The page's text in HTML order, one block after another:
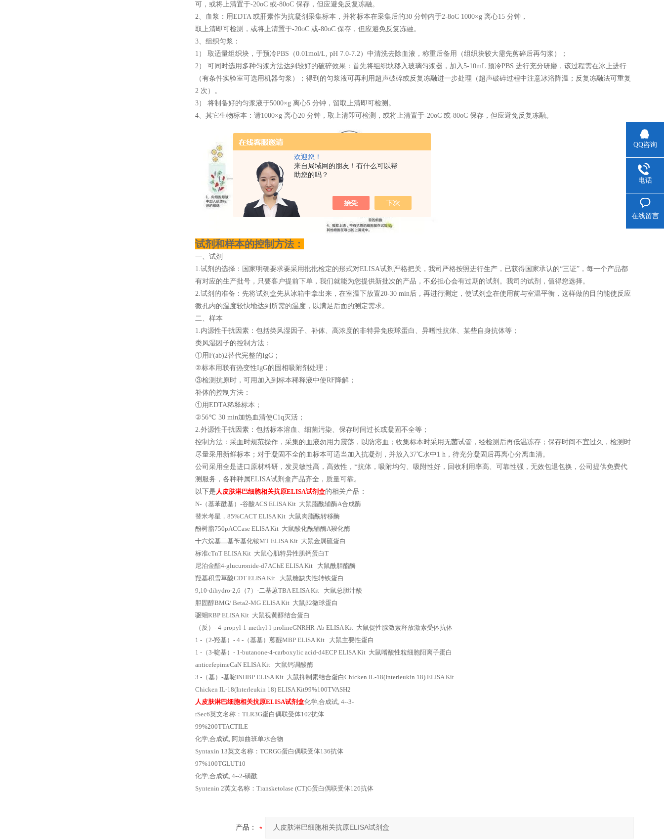
欢迎您！
来自局域网的朋友！有什么可以帮
助您的吗？
可，或将上清置于-20oC 或-80oC 保存，但应避免反复冻融。
2、血浆：用EDTA 或肝素作为抗凝剂采集标本，并将标本在采集后的30 分钟内于2-8oC 1000×g 离心15 分钟，
取上清即可检测，或将上清置于-20oC 或-80oC 保存，但应避免反复冻融。
3、组织匀浆：
1） 取适量组织块，于预冷PBS（0.01mol/L, pH 7.0-7.2）中清洗去除血液，称重后备用（组织块较大需先剪碎后再匀浆）；
2） 可同时选用多种匀浆方法达到较好的破碎效果：首先将组织块移入玻璃匀浆器，加入5-10mL 预冷PBS 进行充分研磨，该过程需在冰上进行
（有条件实验室可选用机器匀浆）；得到的匀浆液可再利用超声破碎或反复冻融进一步处理（超声破碎过程中注意冰浴降温；反复冻融法可重复
2 次）。
3） 将制备好的匀浆液于5000×g 离心5 分钟，留取上清即可检测。
4、其它生物标本：请1000×g 离心20 分钟，取上清即可检测，或将上清置于-20oC 或-80oC 保存，但应避免反复冻融。
试剂和样本的控制方法：
一、试剂
1.试剂的选择：国家明确要求要采用批批检定的形式对ELISA试剂严格把关，我司严格按照进行生产，已获得国家承认的“三证”，每一个产品都
有对应的生产批号，只要客户提前下单，我们就能为您提供新批次的产品，不必担心会有过期的试剂。我司的试剂，值得您选择。
2.试剂的准备：先将试剂盒先从冰箱中拿出来，在室温下放置20-30 min后，再进行测定，使试剂盒在使用前与室温平衡，这样做的目的能使反应
微孔内的温度较快地达到所需的温度，以满足后面的测定需求。
二、样本
1.内源性干扰因素：包括类风湿因子、补体、高浓度的非特异免疫球蛋白、异嗜性抗体、某些自身抗体等；
类风湿因子的控制方法：
①用F(ab)2替代完整的IgG；
②标本用联有热变性IgG的固相吸附剂处理；
③检测抗原时，可用加入到标本稀释液中使RF降解；
补体的控制方法：
①用EDTA稀释标本；
②56℃ 30 min加热血清使C1q灭活；
2.外源性干扰因素：包括标本溶血、细菌污染、保存时间过长或凝固不全等；
控制方法：采血时规范操作，采集的血液勿用力震荡，以防溶血；收集标本时采用无菌试管，经检测后再低温冻存；保存时间不宜过久，检测时
尽量采用新鲜标本；对于凝固不全的血标本可适当加入抗凝剂，并放入37℃水中1 h，待充分凝固后再离心分离血清。
公司采用全是进口原材料研，发灵敏性高，高效性，*抗体，吸附均匀、吸附性好，回收利用率高、可靠性强，无效包退包换，公司提供免费代
测服务，各种种属ELISA试剂盒产品齐全，质量可靠。
以下是人皮肤淋巴细胞相关抗原ELISA试剂盒的相关产品：
N-（基苯酰基）-谷酸ACS ELISA Kit 大鼠脂酰辅酶A合成酶
替米考星，85%CACT ELISA Kit 大鼠肉脂酰转移酶
酚树脂750pACCase ELISA Kit 大鼠酸化酰辅酶A羧化酶
十六烷基二基苄基化铵MT ELISA Kit 大鼠金属硫蛋白
标准cTnT ELISA Kit 大鼠心肌特异性肌钙蛋白T
尼泊金酯4-glucuronide-d7AChE ELISA Kit 大鼠酰胆酯酶
羟基积雪草酸CDT ELISA Kit 大鼠糖缺失性转铁蛋白
9,10-dihydro-2,6（7）-二基蒽TBA ELISA Kit 大鼠总胆汁酸
胆固醇BMG/ Beta2-MG ELISA Kit 大鼠β2微球蛋白
驱蛔RBP ELISA Kit 大鼠视黄醇结合蛋白
（反）- 4-propyl-1-methyl-l-prolineGNRHR-Ab ELISA Kit 大鼠促性腺激素释放激素受体抗体
1 -（2-羟基）- 4 -（基基）蒽醌MBP ELISA Kit 大鼠主要性蛋白
1 -（3-啶基）- 1-butanone-4-carboxylic acid-d4ECP ELISA Kit 大鼠嗜酸性粒细胞阳离子蛋白
anticefepimeCaN ELISA Kit 大鼠钙调酸酶
3 -（基）-基啶INHBP ELISA Kit 大鼠抑制素结合蛋白Chicken IL-18(Interleukin 18) ELISA Kit
Chicken IL-18(Interleukin 18) ELISA Kit99%100TVASH2
人皮肤淋巴细胞相关抗原ELISA试剂盒化学,合成试, 4--3-
rSec6英文名称：TLR3G蛋白偶联受体102抗体
99%200TTACTILE
化学,合成试, 阿加曲班单水合物
Syntaxin 13英文名称：TCRGG蛋白偶联受体136抗体
97%100TGLUT10
化学,合成试, 4--2-磺酰
Syntenin 2英文名称：Transketolase (CT)G蛋白偶联受体126抗体
产品：
QQ咨询
电话
在线留言